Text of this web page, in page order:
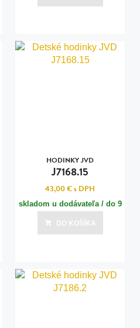
Posledná aktualizácia dnes o 16:00
HODINKY JVD
J7168.15
43,00 €s DPH
skladom u dodávateľa / do 9
dní
Posledná aktualizácia dnes o 16:00
DO KOŠÍKA